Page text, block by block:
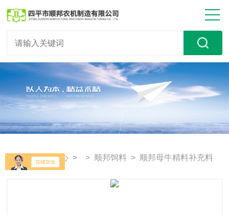
首页 >产品中心 > > 顺邦饲料 > 顺邦母牛精料补充料